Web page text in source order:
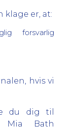
klage er, at:
forsvarlig
hvis vi
du dig til
Mia Bath